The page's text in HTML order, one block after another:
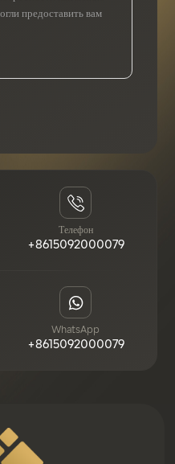
Телефон
+8615092000079
WhatsApp
+8615092000079